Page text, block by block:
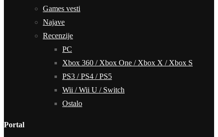
Games vesti
Najave
Recenzije
PC
Xbox 360 / Xbox One / Xbox X / Xbox S
PS3 / PS4 / PS5
Wii / Wii U / Switch
Ostalo
Portal